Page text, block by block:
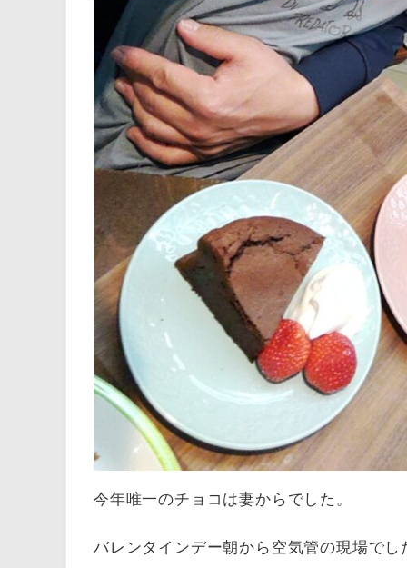
今年唯一のチョコは妻からでした。
バレンタインデー朝から空気管の現場でし